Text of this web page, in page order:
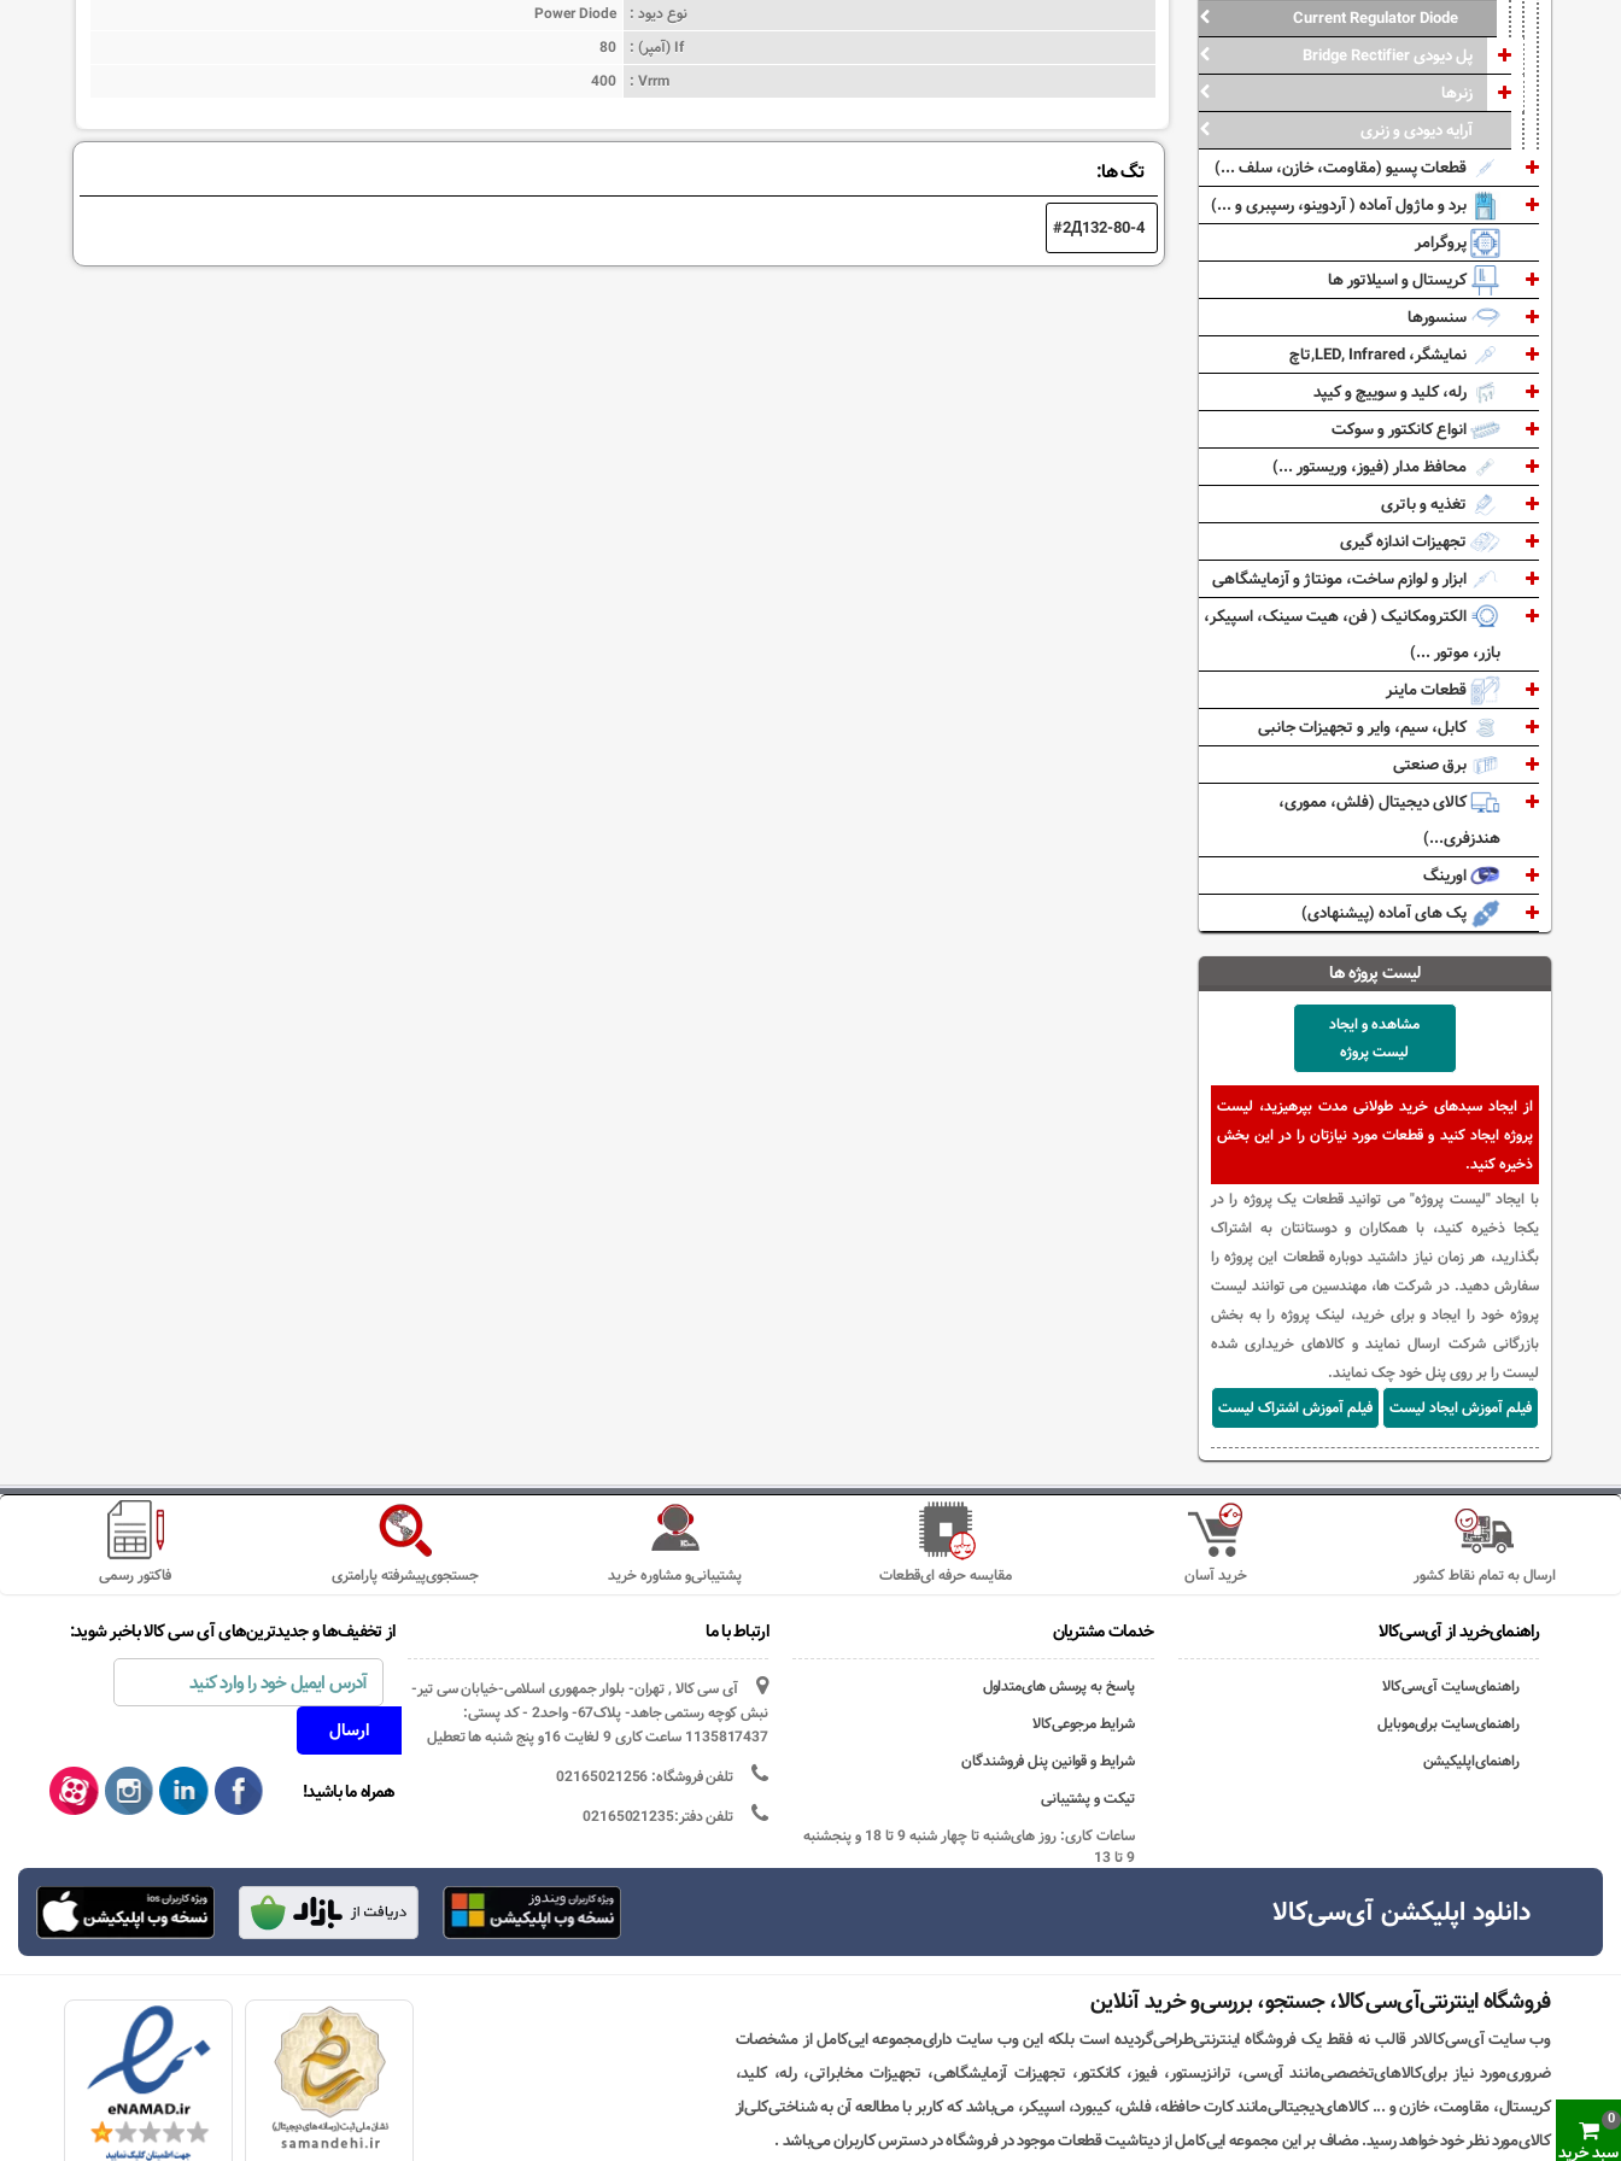
نوع دیود :
Power Diode
If (آمپر) :
80
Vrrm :
400
تگ ها:
2Д132-80-4
Current Regulator Diode
پل دیودی Bridge Rectifier
زنرها
آرایه دیودی و زنری
قطعات پسیو (مقاومت، خازن، سلف ...)
برد و ماژول آماده ( آردوینو، رسپبری و ...)
پروگرامر
کریستال و اسیلاتور ها
سنسورها
نمایشگر، LED, Infrared,تاچ
رله، کلید و سوییچ و کیپد
انواع کانکتور و سوکت
محافظ مدار (فیوز، وریستور ...)
تغذیه و باتری
تجهیزات اندازه گیری
ابزار و لوازم ساخت، مونتاژ و آزمایشگاهی
الکترومکانیک ( فن، هیت سینک، اسپیکر،
بازر، موتور ...)
قطعات ماینر
کابل، سیم، وایر و تجهیزات جانبی
برق صنعتی
کالای دیجیتال (فلش، مموری،
هندزفری...)
اورینگ
پک های آماده (پیشنهادی)
لیست پروژه ها
مشاهده و ایجاد
لیست پروژه
از ایجاد سبدهای خرید طولانی مدت بپرهیزید، لیست
پروژه ایجاد کنید و قطعات مورد نیازتان را در این بخش
ذخیره کنید.
با ایجاد "لیست پروژه" می توانید قطعات یک پروژه را در
یکجا ذخیره کنید، با همکاران و دوستانتان به اشتراک
بگذارید، هر زمان نیاز داشتید دوباره قطعات این پروژه را
سفارش دهید. در شرکت ها، مهندسین می توانند لیست
پروژه خود را ایجاد و برای خرید، لینک پروژه را به بخش
بازرگانی شرکت ارسال نمایند و کالاهای خریداری شده
لیست را بر روی پنل خود چک نمایند.
فیلم آموزش ایجاد لیست
فیلم آموزش اشتراک لیست
فاکتور رسمی جستجوی‌پیشرفته پارامتری پشتیبانی‌و مشاوره خرید مقایسه حرفه ای‌قطعات خرید آسان ارسال به تمام نقاط کشور
راهنمای‌خرید از آی‌سی‌کالا
راهنمای‌سایت آی‌سی‌کالا
راهنمای‌سایت برای‌موبایل
راهنمای‌اپلیکیشن
خدمات مشتریان
پاسخ به پرسش های‌متداول
شرایط مرجوعی‌کالا
شرایط و قوانین پنل فروشندگان
تیکت و پشتیبانی
ساعات کاری: روز های‌شنبه تا چهار شنبه 9 تا 18 و پنجشنبه
9 تا 13
ارتباط با ما
آی سی کالا , تهران- بلوار جمهوری اسلامی-خیابان سی تیر-
نبش کوچه رستمی جاهد- پلاک67- واحد2 - کد پستی:
1135817437 ساعت کاری 9 لغایت 16و پنج شنبه ها تعطیل
تلفن فروشگاه: 02165021256
تلفن دفتر:02165021235
از تخفیف‌ها و جدیدترین‌های آی سی کالا باخبر شوید:
همراه ما باشید!
دانلود اپلیکشن آی‌سی‌کالا
فروشگاه اینترنتی‌آی‌سی‌کالا، جستجو، بررسی‌و خرید آنلاین
وب سایت آی‌سی‌کالادر قالب نه فقط یک فروشگاه اینترنتی‌طراحی‌گردیده است بلکه این وب سایت دارای‌مجموعه ایی‌کامل از مشخصات
ضروری‌مورد نیاز برای‌کالاهای‌تخصصی‌مانند آی‌سی، ترانزیستور، فیوز، کانکتور، تجهیزات آزمایشگاهی، تجهیزات مخابراتی، رله، کلید،
کریستال، مقاومت، خازن و ... کالاهای‌دیجیتالی‌مانند کارت حافظه، فلش، کیبورد، اسپیکر، می‌باشد که کاربر با مطالعه آن به شناختی‌کلی‌از
کالای‌مورد نظر خود خواهد رسید. مضاف بر این مجموعه ایی‌کامل از دیتاشیت قطعات موجود در فروشگاه در دسترس کاربران می‌باشد . سبد خرید
0